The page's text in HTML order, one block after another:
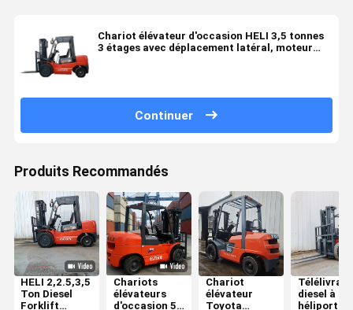
Chariot élévateur d'occasion HELI 3,5 tonnes
3 étages avec déplacement latéral, moteur
Continuer
Produits Recommandés
HELI 2,2.5,3,5
Ton Diesel
Forklift
Chariots
élévateurs
d'occasion 5t
Chariot
élévateur
Toyota
diesel à
héliport de